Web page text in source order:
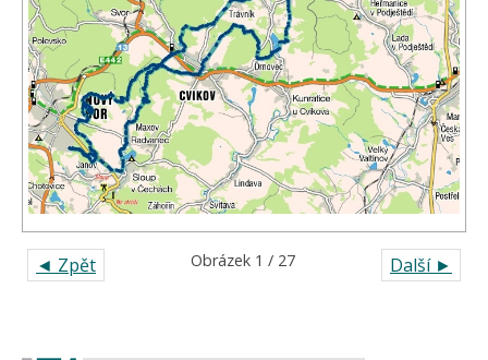
◄ Zpět Další ►
Obrázek 1 / 27